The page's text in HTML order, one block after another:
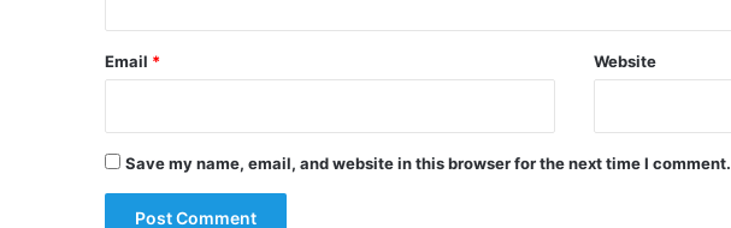
Email * Website
Save my name, email, and website in this browser for the next time I comment.